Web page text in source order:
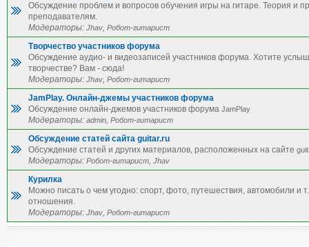
Обсуждение проблем и вопросов обучения игры на гитаре. Теория и
преподавателям.
Модераторы: Jhav, Робот-гитарист
Творчество участников форума
Обсуждение аудио- и видеозаписей участников форума. Хотите
творчестве? Вам - сюда!
Модераторы: Jhav, Робот-гитарист
JamPlay. Онлайн-джемы участников форума
Обсуждение онлайн-джемов участников форума JamPlay
Модераторы: admin, Робот-гитарист
Обсуждение статей сайта guitar.ru
Обсуждение статей и других материалов, расположенных на сайте
Модераторы: Робот-гитарист, Jhav
Курилка
Можно писать о чем угодно: спорт, фото, путешествия, автомобили и
отношения.
Модераторы: Jhav, Робот-гитарист